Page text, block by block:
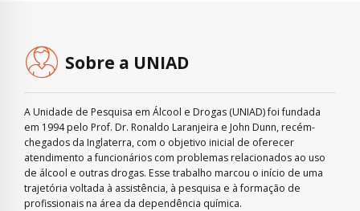
Sobre a UNIAD
A Unidade de Pesquisa em Álcool e Drogas (UNIAD) foi fundada
em 1994 pelo Prof. Dr. Ronaldo Laranjeira e John Dunn, recém-
chegados da Inglaterra, com o objetivo inicial de oferecer
atendimento a funcionários com problemas relacionados ao uso
de álcool e outras drogas. Esse trabalho marcou o início de uma
trajetória voltada à assistência, à pesquisa e à formação de
profissionais na área da dependência química.